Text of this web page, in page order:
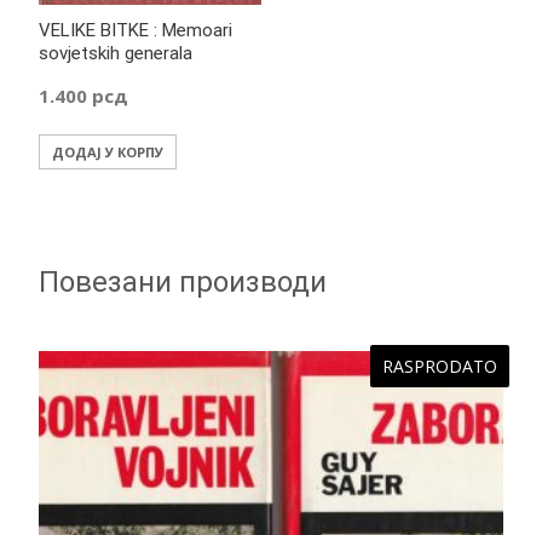
VELIKE BITKE : Memoari
sovjetskih generala
1.400 рсд
ДОДАЈ У КОРПУ
Повезани производи
RASPRODATO